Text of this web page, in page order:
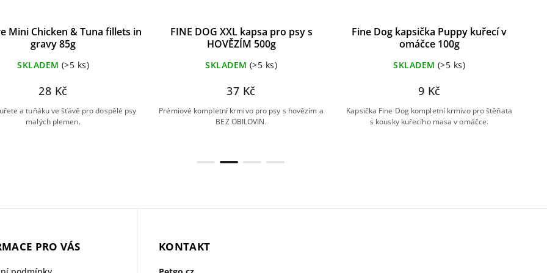
Mini Chicken & Tuna fillets in
gravy 85g
SKLADEM (>5 ks)
28 Kč
a tuňáku ve šťávě pro dospělé psy
malých plemen.
FINE DOG XXL kapsa pro psy s
HOVĚZÍM 500g
SKLADEM (>5 ks)
37 Kč
Prémiové kompletní krmivo pro psy s hovězím a
BEZ OBILOVIN.
Fine Dog kapsička Puppy kuřecí v
omáčce 100g
SKLADEM (>5 ks)
9 Kč
Kapsička Fine Dog kompletní krmivo pro štěňata
s kousky kuřecího masa v omáčce.
PRO VÁS KONTAKT